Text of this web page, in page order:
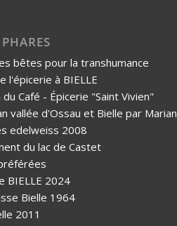
bêtes pour la transhumance
l'épicerie à BIELLE
Café - Épicerie "Saint Vivien"
vallée d'Ossau et Bielle par
edelweiss 2008
du lac de Castet
BIELLE 2024
Bielle 1964
2011